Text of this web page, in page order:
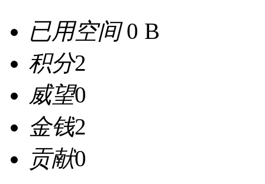
已用空间0 B
积分2
威望0
金钱2
贡献0